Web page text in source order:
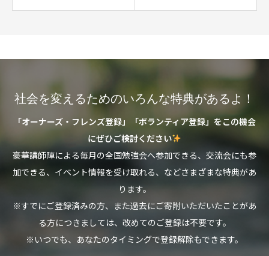
社会を変えるためのいろんな特典があるよ！
「オーナーズ・フレンズ登録」「ボランティア登録」をこの機会
にぜひご検討ください
豪華講師陣による毎月の全国勉強会へ参加できる、交流会にも参
加できる、イベント情報を受け取れる、などさまざまな特典があ
ります。
※すでにご登録済みの方、また過去にご寄附いただいたことがあ
る方につきましては、改めてのご登録は不要です。
※いつでも、あなたのタイミングで登録解除もできます。